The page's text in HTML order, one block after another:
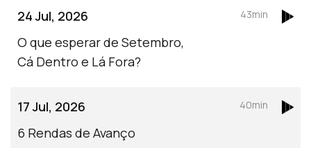
24 Jul, 2026
O que esperar de Setembro,
Cá Dentro e Lá Fora?
43min
17 Jul, 2026
6 Rendas de Avanço
40min